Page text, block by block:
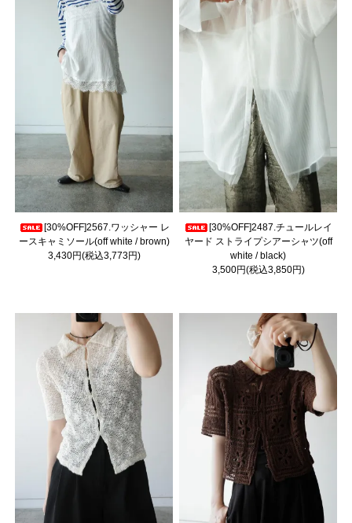
[30%OFF]2567.ワッシャー レ
ースキャミソール(off white / brown)
3,430円(税込3,773円)
[30%OFF]2487.チュールレイ
ヤード ストライプシアーシャツ(off
white / black)
3,500円(税込3,850円)